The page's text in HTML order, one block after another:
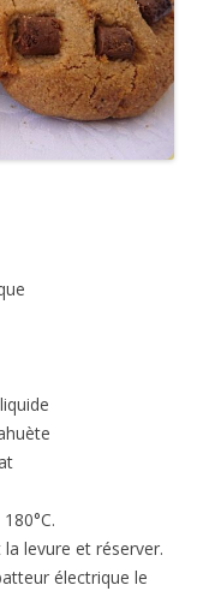
levure et réserver.
électrique le